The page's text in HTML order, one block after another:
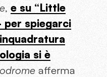
, e su “Little
per spiegarci
si è
afferma